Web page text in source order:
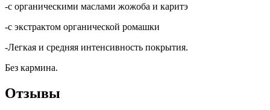
-с органическими маслами жожоба и каритэ
-с экстрактом органической ромашки
-Легкая и средняя интенсивность покрытия.
Без кармина.
Отзывы